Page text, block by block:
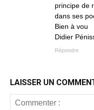
principe de
dans ses
Bien à vou
Didier
Répondre
LAISSER UN